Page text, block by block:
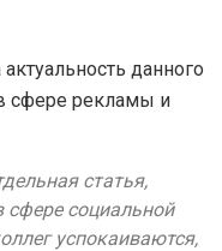
данного
сфере рекламы и
статья,
сфере социальной
успокаиваются,